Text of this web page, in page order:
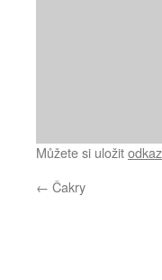
Můžete si uložitodkaz
← Čakry